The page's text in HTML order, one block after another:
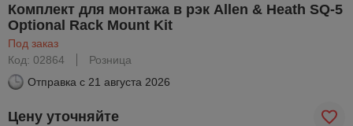
Комплект для монтажа в рэк Allen & Heath SQ-5
Optional Rack Mount Kit
Под заказ
Код: 02864
Розница
Отправка с 21 августа 2026
Цену уточняйте